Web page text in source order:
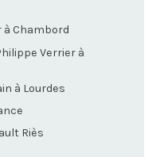
à Chambord
Verrier à
à Lourdes
Riès